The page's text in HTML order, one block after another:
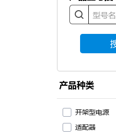
型号
产品种类
开架型电源
适配器